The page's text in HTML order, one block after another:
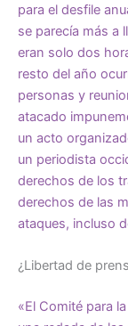
para el desfile
se parecía más a
eran solo dos
resto del año
personas y
atacado
un acto
un periodista
derechos de los
derechos de las
ataques, incluso
¿Libertad de
«El Comité para